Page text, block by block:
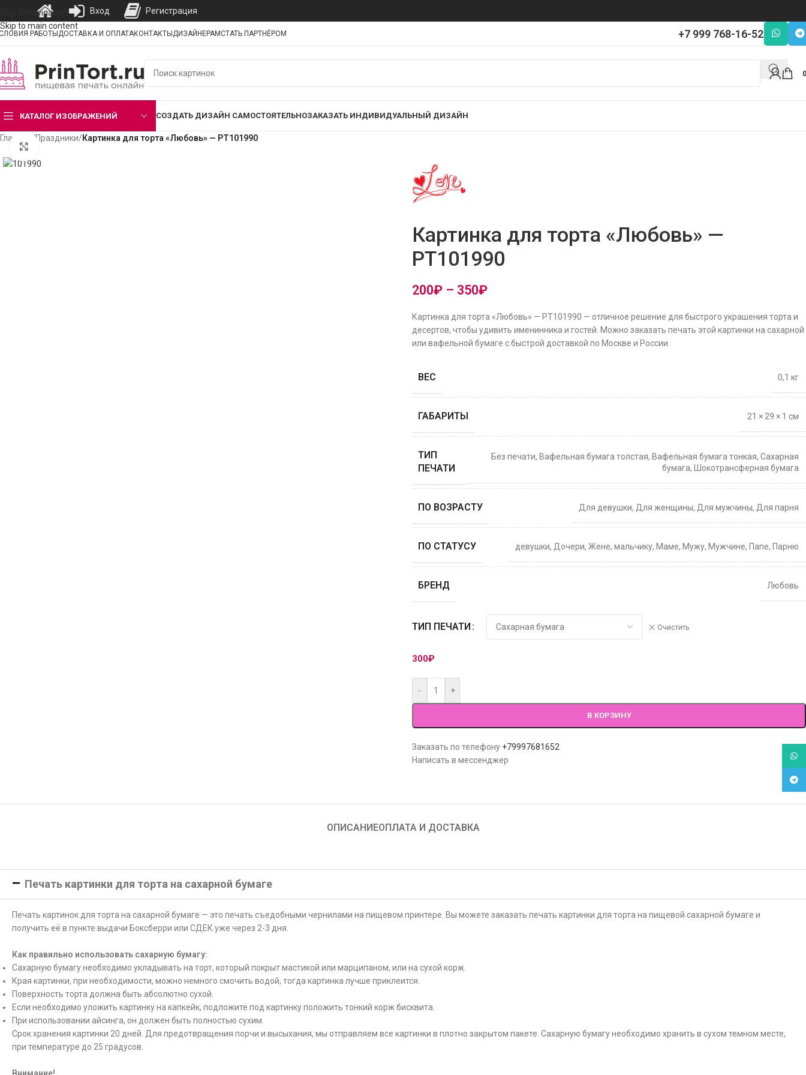
Skip to navigation
Skip to main content
РАБОТЫ ДОСТАВКА И ОПЛАТАКОНТАКТЫ ДИЗАЙНЕРАМСТАТЬ ПАРТНЁРОМ +7 999 768-16-52
0
КАТАЛОГ ИЗОБРАЖЕНИЙ СОЗДАТЬ ДИЗАЙН САМОСТОЯТЕЛЬНОЗАКАЗАТЬ ИНДИВИДУАЛЬНЫЙ ДИЗАЙН
Главная /Праздники/Картинка для торта «Любовь» — PT101990
Картинка для торта «Любовь» —
PT101990
200₽ – 350₽
Картинка для торта «Любовь» — PT101990 — отличное решение для быстрого украшения торта и
десертов, чтобы удивить именинника и гостей. Можно заказать печать этой картинки на сахарной
или вафельной бумаге с быстрой доставкой по Москве и России.
ВЕС 0,1 кг
ГАБАРИТЫ 21 × 29 × 1 см
ТИП
ПЕЧАТИ
Без печати, Вафельная бумага толстая, Вафельная бумага тонкая, Сахарная
бумага, Шокотрансферная бумага
ПО ВОЗРАСТУ Для девушки, Для женщины, Для мужчины, Для парня
ПО СТАТУСУ девушки, Дочери, Жене, мальчику, Маме, Мужу, Мужчине, Папе, Парню
БРЕНД Любовь
ТИП ПЕЧАТИ Очистить
300₽
- +
В КОРЗИНУ
Заказать по телефону +79997681652
Написать в мессенджер
ОПИСАНИЕОПЛАТА И ДОСТАВКА
Печать картинки для торта на сахарной бумаге
Печать картинок для торта на сахарной бумаге — это печать съедобными чернилами на пищевом принтере. Вы можете заказать печать картинки для торта на пищевой сахарной бумаге и
получить её в пункте выдачи Боксберри или СДЕК уже через 2-3 дня.
Как правильно использовать сахарную бумагу:
Сахарную бумагу необходимо укладывать на торт, который покрыт мастикой или марципаном, или на сухой корж.
Края картинки, при необходимости, можно немного смочить водой, тогда картинка лучше приклеится.
Поверхность торта должна быть абсолютно сухой.
Если необходимо уложить картинку на капкейк, подложите под картинку положить тонкий корж бисквита.
При использовании айсинга, он должен быть полностью сухим.
Срок хранения картинки 20 дней. Для предотвращения порчи и высыхания, мы отправляем все картинки в плотно закрытом пакете. Сахарную бумагу необходимо хранить в сухом темном месте,
при температуре до 25 градусов.
Вход Регистрация